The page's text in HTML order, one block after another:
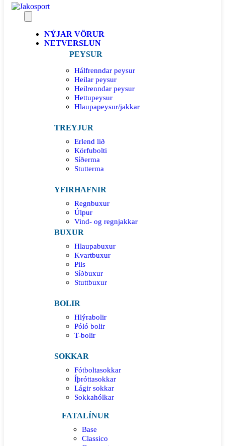
NÝJAR VÖRUR
NETVERSLUN
PEYSUR
Hálfrenndar peysur
Heilar peysur
Heilrenndar peysur
Hettupeysur
Hlaupapeysur/jakkar
TREYJUR
Erlend lið
Körfubolti
Síðerma
Stutterma
YFIRHAFNIR
Regnbuxur
Úlpur
Vind- og regnjakkar
BUXUR
Hlaupabuxur
Kvartbuxur
Pils
Síðbuxur
Stuttbuxur
BOLIR
Hlýrabolir
Póló bolir
T-bolir
SOKKAR
Fótboltasokkar
Íþróttasokkar
Lágir sokkar
Sokkahólkar
FATALÍNUR
Base
Classico